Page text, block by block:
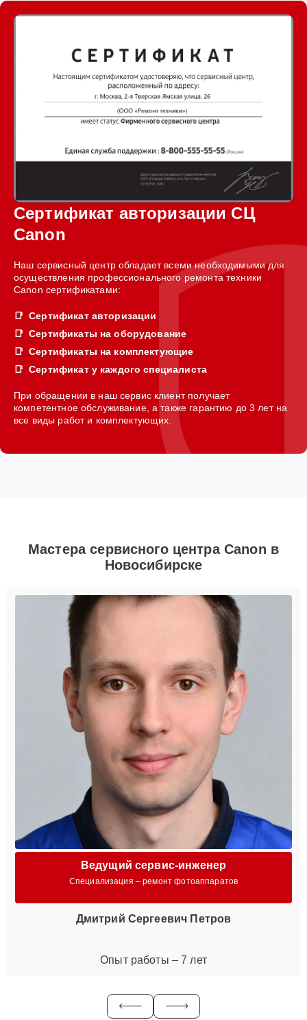
Сертификат авторизации СЦ
Canon
Наш сервисный центр обладает всеми необходимыми для
осуществления профессионального ремонта техники
Canon сертификатами:
Сертификат авторизации
Сертификаты на оборудование
Сертификаты на комплектующие
Сертификат у каждого специалиста
При обращении в наш сервис клиент получает
компетентное обслуживание, а также гарантию до 3 лет на
все виды работ и комплектующих.
Мастера сервисного центра Canon в
Новосибирске
Ведущий сервис-инженер
Специализация – ремонт фотоаппаратов
Дмитрий Сергеевич Петров
Опыт работы – 7 лет